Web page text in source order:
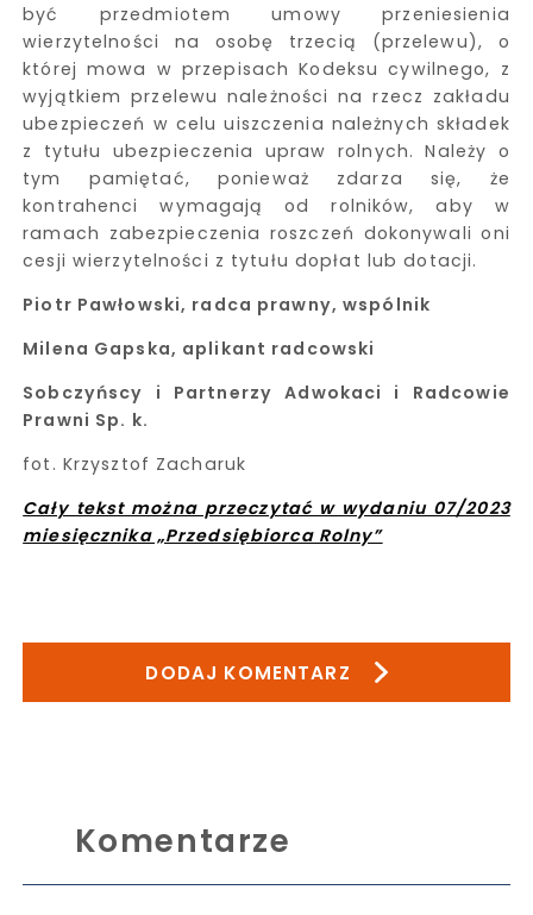
być przedmiotem umowy przeniesienia
wierzytelności na osobę trzecią (przelewu), o
której mowa w przepisach Kodeksu cywilnego, z
wyjątkiem przelewu należności na rzecz zakładu
ubezpieczeń w celu uiszczenia należnych składek
z tytułu ubezpieczenia upraw rolnych. Należy o
tym pamiętać, ponieważ zdarza się, że
kontrahenci wymagają od rolników, aby w
ramach zabezpieczenia roszczeń dokonywali oni
cesji wierzytelności z tytułu dopłat lub dotacji.
Piotr Pawłowski, radca prawny, wspólnik
Milena Gapska, aplikant radcowski
Sobczyńscy i Partnerzy Adwokaci i Radcowie
Prawni Sp. k.
fot. Krzysztof Zacharuk
Cały tekst można przeczytać w wydaniu 07/2023
miesięcznika „Przedsiębiorca Rolny”
DODAJ KOMENTARZ
Komentarze